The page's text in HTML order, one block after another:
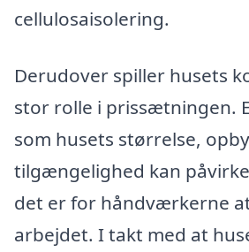
cellulosaisolering.
Derudover spiller husets
stor rolle i prissætningen.
som husets størrelse,
tilgængelighed kan
det er for håndværkerne
arbejdet. I takt med at